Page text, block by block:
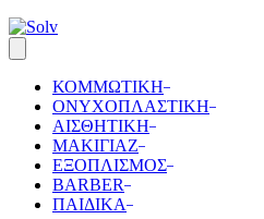
ΚΟΜΜΩΤΙΚΗ
ΟΝΥΧΟΠΛΑΣΤΙΚΗ
ΑΙΣΘΗΤΙΚΗ
ΜΑΚΙΓΙΑΖ
ΕΞΟΠΛΙΣΜΟΣ
BARBER
ΠΑΙΔΙΚΑ